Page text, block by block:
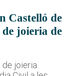
Castelló de
de joieria de
de joieria